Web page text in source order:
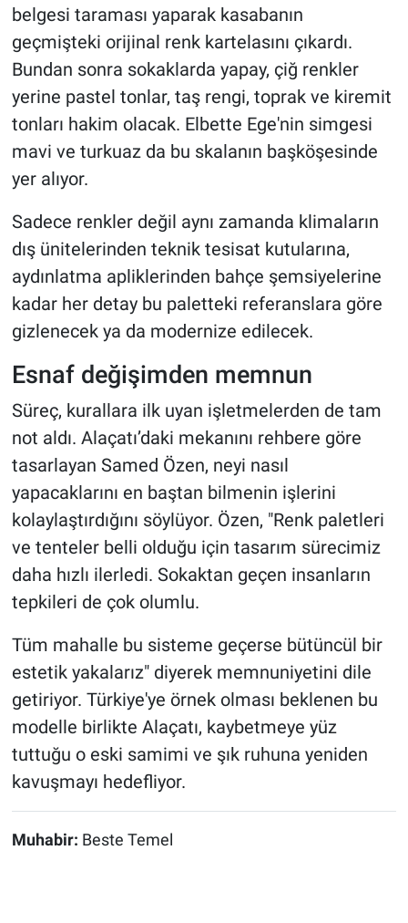
belgesi taraması yaparak kasabanın
geçmişteki orijinal renk kartelasını çıkardı.
Bundan sonra sokaklarda yapay, çiğ renkler
yerine pastel tonlar, taş rengi, toprak ve kiremit
tonları hakim olacak. Elbette Ege'nin simgesi
mavi ve turkuaz da bu skalanın başköşesinde
yer alıyor.
Sadece renkler değil aynı zamanda klimaların
dış ünitelerinden teknik tesisat kutularına,
aydınlatma apliklerinden bahçe şemsiyelerine
kadar her detay bu paletteki referanslara göre
gizlenecek ya da modernize edilecek.
Esnaf değişimden memnun
Süreç, kurallara ilk uyan işletmelerden de tam
not aldı. Alaçatı’daki mekanını rehbere göre
tasarlayan Samed Özen, neyi nasıl
yapacaklarını en baştan bilmenin işlerini
kolaylaştırdığını söylüyor. Özen, "Renk paletleri
ve tenteler belli olduğu için tasarım sürecimiz
daha hızlı ilerledi. Sokaktan geçen insanların
tepkileri de çok olumlu.
Tüm mahalle bu sisteme geçerse bütüncül bir
estetik yakalarız" diyerek memnuniyetini dile
getiriyor. Türkiye'ye örnek olması beklenen bu
modelle birlikte Alaçatı, kaybetmeye yüz
tuttuğu o eski samimi ve şık ruhuna yeniden
kavuşmayı hedefliyor.
Muhabir: Beste Temel